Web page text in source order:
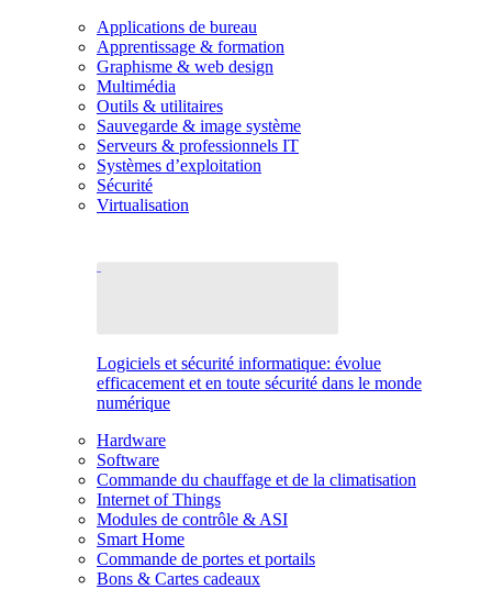
Applications de bureau
Apprentissage & formation
Graphisme & web design
Multimédia
Outils & utilitaires
Sauvegarde & image système
Serveurs & professionnels IT
Systèmes d’exploitation
Sécurité
Virtualisation
Logiciels et sécurité informatique: évolue
efficacement et en toute sécurité dans le monde
numérique
Hardware
Software
Commande du chauffage et de la climatisation
Internet of Things
Modules de contrôle & ASI
Smart Home
Commande de portes et portails
Bons & Cartes cadeaux